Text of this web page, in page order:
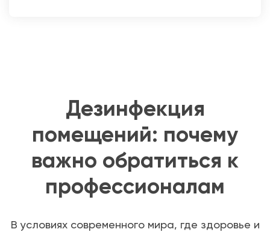
Дезинфекция
помещений: почему
важно обратиться к
профессионалам
В условиях современного мира, где здоровье и